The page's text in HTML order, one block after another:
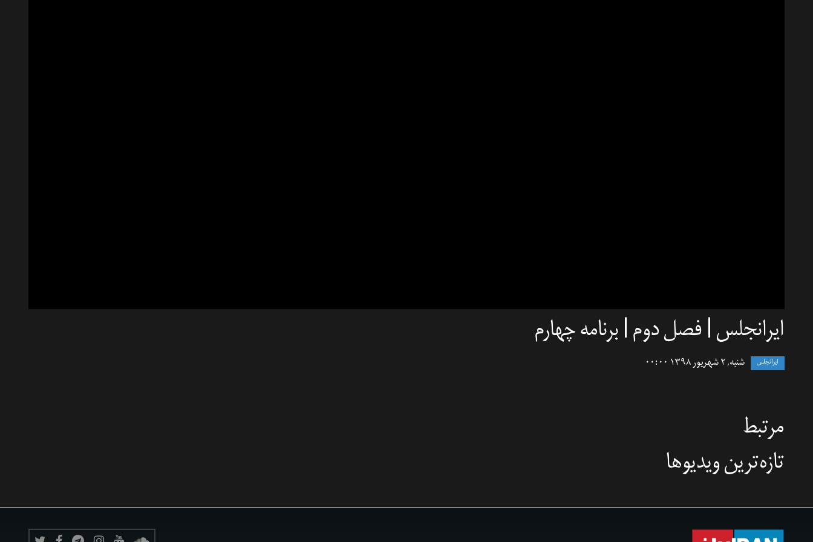
ایرانجلس | فصل دوم | برنامه چهارم
ایرانجلس شنبه, ۲ شهریور ۱۳۹۸ ۰۰:۰۰
مرتبط
تازه‌‌ترین ویدیوها